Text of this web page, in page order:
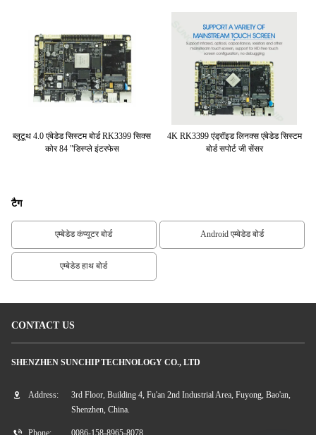
ब्लूटूथ 4.0 एंबेडेड सिस्टम बोर्ड RK3399 सिक्स
कोर 84 "डिस्प्ले इंटरफेस
4K RK3399 एंड्रॉइड लिनक्स एंबेडेड सिस्टम
बोर्ड सपोर्ट जी सेंसर
टैग
एम्बेडेड कंप्यूटर बोर्ड Android एम्बेडेड बोर्ड
एम्बेडेड हाथ बोर्ड
CONTACT US
SHENZHEN SUNCHIP TECHNOLOGY CO., LTD
Address:
3rd Floor, Building 4, Fu'an 2nd Industrial Area, Fuyong, Bao'an,
Shenzhen, China.